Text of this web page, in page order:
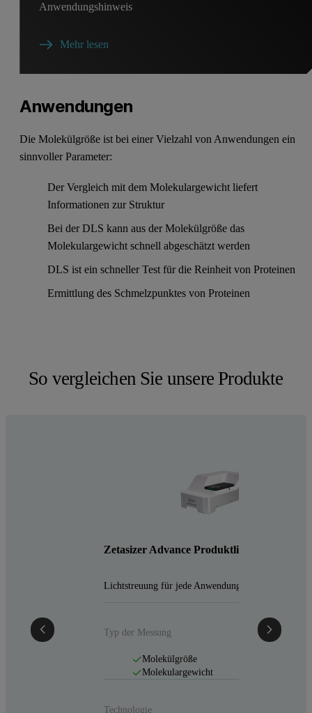
Anwendungshinweis
Mehr lesen
Anwendungen
Die Molekülgröße ist bei einer Vielzahl von Anwendungen ein
sinnvoller Parameter:
Der Vergleich mit dem Molekulargewicht liefert
Informationen zur Struktur
Bei der DLS kann aus der Molekülgröße das
Molekulargewicht schnell abgeschätzt werden
DLS ist ein schneller Test für die Reinheit von Proteinen
Ermittlung des Schmelzpunktes von Proteinen
So vergleichen Sie unsere Produkte
Zetasizer Advance Produktlinie
Lichtstreuung für jede Anwendung
Typ der Messung
Molekülgröße
Molekulargewicht
Technologie